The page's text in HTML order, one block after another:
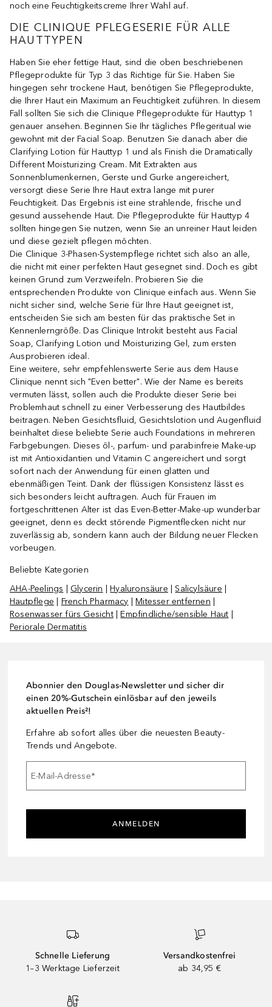
noch eine Feuchtigkeitscreme Ihrer Wahl auf.
DIE CLINIQUE PFLEGESERIE FÜR ALLE
HAUTTYPEN
Haben Sie eher fettige Haut, sind die oben beschriebenen
Pflegeprodukte für Typ 3 das Richtige für Sie. Haben Sie
hingegen sehr trockene Haut, benötigen Sie Pflegeprodukte,
die Ihrer Haut ein Maximum an Feuchtigkeit zuführen. In diesem
Fall sollten Sie sich die Clinique Pflegeprodukte für Hauttyp 1
genauer ansehen. Beginnen Sie Ihr tägliches Pflegeritual wie
gewohnt mit der Facial Soap. Benutzen Sie danach aber die
Clarifying Lotion für Hauttyp 1 und als Finish die Dramatically
Different Moisturizing Cream. Mit Extrakten aus
Sonnenblumenkernen, Gerste und Gurke angereichert,
versorgt diese Serie Ihre Haut extra lange mit purer
Feuchtigkeit. Das Ergebnis ist eine strahlende, frische und
gesund aussehende Haut. Die Pflegeprodukte für Hauttyp 4
sollten hingegen Sie nutzen, wenn Sie an unreiner Haut leiden
und diese gezielt pflegen möchten.
Die Clinique 3-Phasen-Systempflege richtet sich also an alle,
die nicht mit einer perfekten Haut gesegnet sind. Doch es gibt
keinen Grund zum Verzweifeln. Probieren Sie die
entsprechenden Produkte von Clinique einfach aus. Wenn Sie
nicht sicher sind, welche Serie für Ihre Haut geeignet ist,
entscheiden Sie sich am besten für das praktische Set in
Kennenlerngröße. Das Clinique Introkit besteht aus Facial
Soap, Clarifying Lotion und Moisturizing Gel, zum ersten
Ausprobieren ideal.
Eine weitere, sehr empfehlenswerte Serie aus dem Hause
Clinique nennt sich "Even better". Wie der Name es bereits
vermuten lässt, sollen auch die Produkte dieser Serie bei
Problemhaut schnell zu einer Verbesserung des Hautbildes
beitragen. Neben Gesichtsfluid, Gesichtslotion und Augenfluid
beinhaltet diese beliebte Serie auch Foundations in mehreren
Farbgebungen. Dieses öl-, parfum- und parabinfreie Make-up
ist mit Antioxidantien und Vitamin C angereichert und sorgt
sofort nach der Anwendung für einen glatten und
ebenmäßigen Teint. Dank der flüssigen Konsistenz lässt es
sich besonders leicht auftragen. Auch für Frauen im
fortgeschrittenen Alter ist das Even-Better-Make-up wunderbar
geeignet, denn es deckt störende Pigmentflecken nicht nur
zuverlässig ab, sondern kann auch der Bildung neuer Flecken
vorbeugen.
Beliebte Kategorien
AHA-Peelings
Glycerin |Hyaluronsäure |Salicylsäure
Hautpflege
French Pharmacy |Mitesser entfernen
Rosenwasser fürs Gesicht|Empfindliche/sensible Haut
Periorale Dermatitis
Abonnier den Douglas-Newsletter und sicher dir
einen 20%-Gutschein einlösbar auf den jeweils
aktuellen Preis²!
Erfahre ab sofort alles über die neuesten Beauty-
Trends und Angebote.
E-Mail-Adresse*
ANMELDEN
Schnelle Lieferung
1–3 Werktage Lieferzeit
Versandkostenfrei
ab 34,95 €